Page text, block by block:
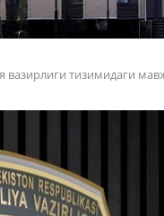
вазирлиги тизимидаги